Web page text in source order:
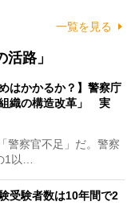
一覧を見る
路」
はかかるか？】警察庁
織の構造改革」 実
警察官不足」だ。警察
1以…
受験者数は10年間で2